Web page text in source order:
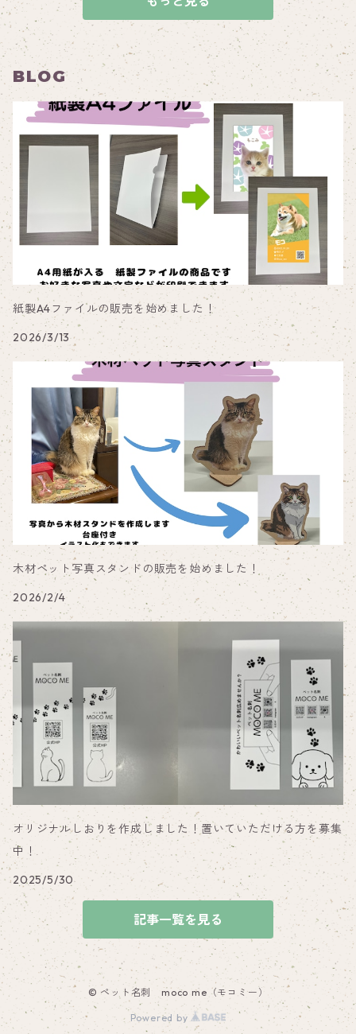
BLOG
紙製A4ファイルの販売を始めました！
2026/3/13
木材ペット写真スタンドの販売を始めました！
2026/2/4
オリジナルしおりを作成しました！置いていただける方を募集
中！
2025/5/30
記事一覧を見る
© ペット名刺 moco me（モコミー）
Powered by